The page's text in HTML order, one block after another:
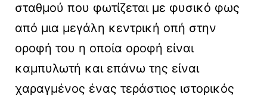
σταθμού που φωτίζεται με φυσικό φως
από μια μεγάλη κεντρική οπή στην
οροφή του η οποία οροφή είναι
καμπυλωτή και επάνω της είναι
χαραγμένος ένας τεράστιος ιστορικός